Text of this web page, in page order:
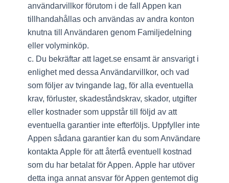
användarvillkor förutom i de fall Appen kan
tillhandahållas och användas av andra konton
knutna till Användaren genom Familjedelning
eller volyminköp.
c. Du bekräftar att laget.se ensamt är ansvarigt i
enlighet med dessa Användarvillkor, och vad
som följer av tvingande lag, för alla eventuella
krav, förluster, skadeståndskrav, skador, utgifter
eller kostnader som uppstår till följd av att
eventuella garantier inte efterföljs. Uppfyller inte
Appen sådana garantier kan du som Användare
kontakta Apple för att återfå eventuell kostnad
som du har betalat för Appen. Apple har utöver
detta inga annat ansvar för Appen gentemot dig